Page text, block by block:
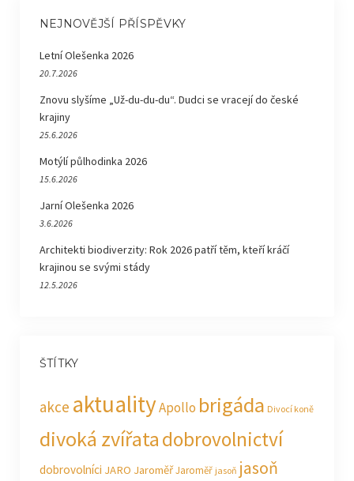
NEJNOVĚJŠÍ PŘÍSPĚVKY
Letní Olešenka 2026
20.7.2026
Znovu slyšíme „Už-du-du-du“. Dudci se vracejí do české
krajiny
25.6.2026
Motýlí půlhodinka 2026
15.6.2026
Jarní Olešenka 2026
3.6.2026
Architekti biodiverzity: Rok 2026 patří těm, kteří kráčí
krajinou se svými stády
12.5.2026
ŠTÍTKY
akce aktualityApollo brigáda Divocí koně
divoká zvířatadobrovolnictví
dobrovolníci JARO JaroměřJaroměř jasoň jasoň